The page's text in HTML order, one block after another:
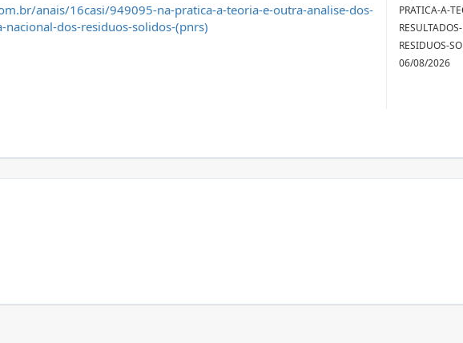
anais/16casi/949095-na-pratica-a-teoria-e-outra-analise-dos-
nacional-dos-residuos-solidos-(pnrs)
PRATICA-A-
RESIDUOS-
06/08/2026